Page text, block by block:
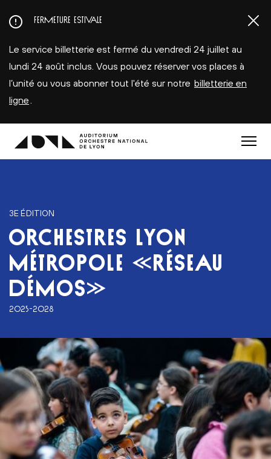
au
principal
FERMETURE ESTIVALE
Le service billetterie est fermé du vendredi 24 juillet au
lundi 24 août inclus. Vous pouvez réserver vos places à
l’unité ou vous abonner tout l'été sur notre billetterie en
ligne
Menu
3E ÉDITION
ORCHESTRES LYON
MÉTROPOLE «RÉSEAU
DÉMOS»
2025-2028